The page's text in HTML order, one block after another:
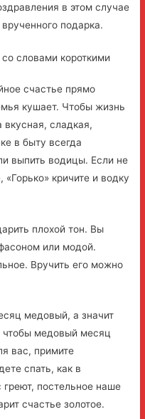
в этом случае
подарка.
словами короткими
счастье прямо
кушает. Чтобы жизнь
вкусная, сладкая,
в быту всегда
выпить водицы. Если не
кричите и водку
плохой тон. Вы
или модой.
Вручить его можно
медовый, а значит
чтобы медовый месяц
вас, примите
спать, как в
постельное наше
счастье золотое.